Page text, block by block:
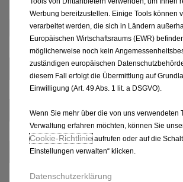
Werbung bereitzustellen. Einige Tools können
verarbeitet werden, die sich in Ländern
Europäischen Wirtschaftsraums (EWR)
möglicherweise noch kein
zuständigen europäischen
diesem Fall erfolgt die Übermittlung auf
Einwilligung (Art. 49 Abs. 1 lit. a DSGVO).
Wenn Sie mehr über die von uns verwendeten
Verwaltung erfahren möchten, können Sie
Cookie‑Richtlinieaufrufen oder auf die
Einstellungen verwalten“ klicken.
Datenschutzerklärung